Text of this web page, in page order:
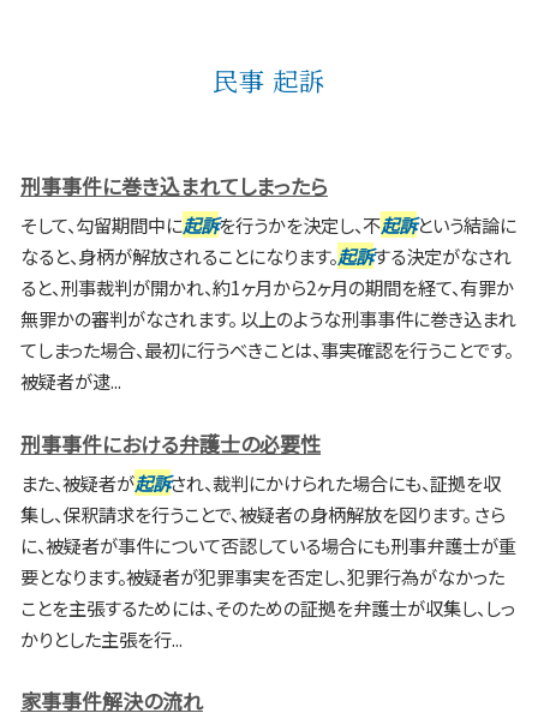
民事 起訴
刑事事件に巻き込まれてしまったら
そして、勾留期間中に起訴を行うかを決定し、不起訴という結論に
なると、身柄が解放されることになります。起訴する決定がなされ
ると、刑事裁判が開かれ、約1ヶ月から2ヶ月の期間を経て、有罪か
無罪かの審判がなされます。 以上のような刑事事件に巻き込まれ
てしまった場合、最初に行うべきことは、事実確認を行うことです。
被疑者が逮...
刑事事件における弁護士の必要性
また、被疑者が起訴され、裁判にかけられた場合にも、証拠を収
集し、保釈請求を行うことで、被疑者の身柄解放を図ります。 さら
に、被疑者が事件について否認している場合にも刑事弁護士が重
要となります。被疑者が犯罪事実を否定し、犯罪行為がなかった
ことを主張するためには、そのための証拠を弁護士が収集し、しっ
かりとした主張を行...
家事事件解決の流れ